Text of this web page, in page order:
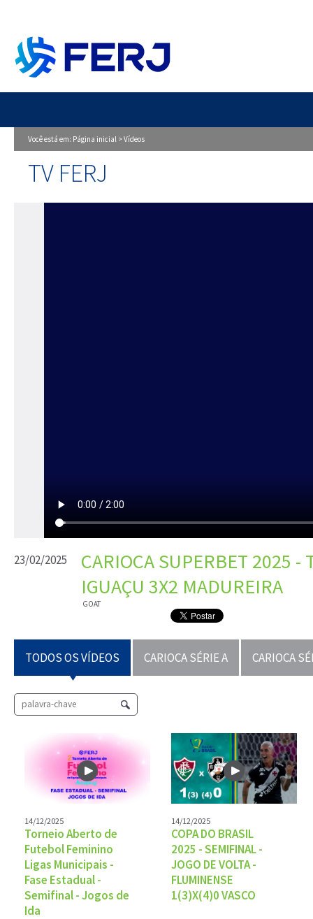
Você está em: Página inicial >Vídeos
TV FERJ
23/02/2025
CARIOCA SUPERBET 2025 -
IGUAÇU 3X2 MADUREIRA
GOAT
TODOS OS VÍDEOS CARIOCA SÉRIE A CARIOCA
14/12/2025
Torneio Aberto de
Futebol Feminino
Ligas Municipais -
Fase Estadual -
Semifinal - Jogos de
Ida
14/12/2025
COPA DO BRASIL
2025 - SEMIFINAL -
JOGO DE VOLTA -
FLUMINENSE
1(3)X(4)0 VASCO